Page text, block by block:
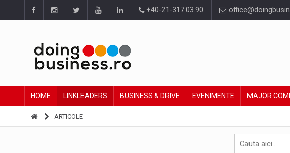
+40-21-317.03.90
HOME LINKLEADERS BUSINESS & DRIVE EVENIMENTE MAJOR
ARTICOLE